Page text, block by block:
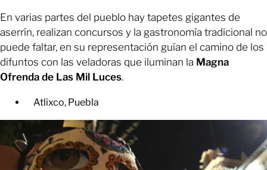
En varias partes del pueblo hay tapetes gigantes de
aserrín, realizan concursos y la gastronomía tradicional no
puede faltar, en su representación guían el camino de los
difuntos con las veladoras que iluminan la Magna
Ofrenda de Las Mil Luces.
Atlixco, Puebla